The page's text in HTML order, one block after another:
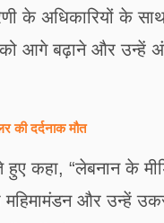
के अधिकारियों के
आगे बढ़ाने और उन्हें
की दर्दनाक मौत
कहा, “लेबनान के
महिमामंडन और उन्हें